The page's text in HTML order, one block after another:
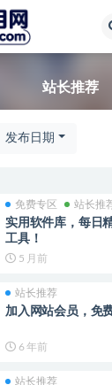
站长推荐
发布日期
免费专区 站长推
实用软件库，每日
工具！
5 月前
站长推荐
加入网站会员，免
6 年前
站长推荐